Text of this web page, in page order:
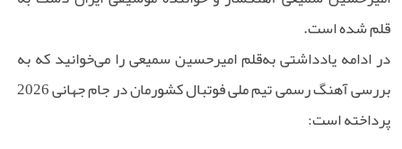
قلم شده است.
در ادامه یادداشتی به‌قلم امیرحسین سمیعی را می‌خوانید که به
بررسی آهنگ رسمی تیم ملی فوتبال کشورمان در جام جهانی 2026
پرداخته است: